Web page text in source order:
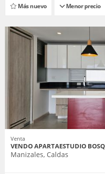
Más nuevo
Menor precio
Venta
VENDO APARTAESTUDIO
Manizales, Caldas